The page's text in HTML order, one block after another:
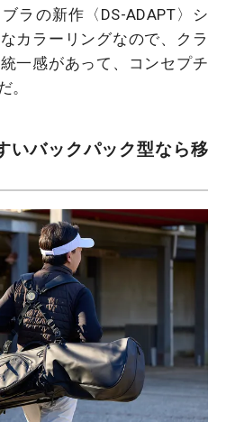
ラの新作〈DS-ADAPT〉シ
カラーリングなので、クラ
一感があって、コンセプチ
。
いバックパック型なら移